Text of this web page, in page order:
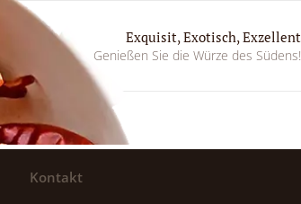
Exquisit, Exotisch, Exzellent
Genießen Sie die Würze des Südens!
Kontakt